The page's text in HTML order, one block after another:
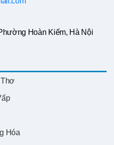
Hoàn Kiếm, Hà Nội
Hóa